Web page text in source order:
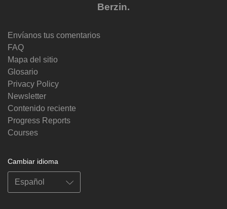
Berzin.
Envíanos tus comentarios
FAQ
Mapa del sitio
Glosario
Privacy Policy
Newsletter
Contenido reciente
Progress Reports
Courses
Cambiar idioma